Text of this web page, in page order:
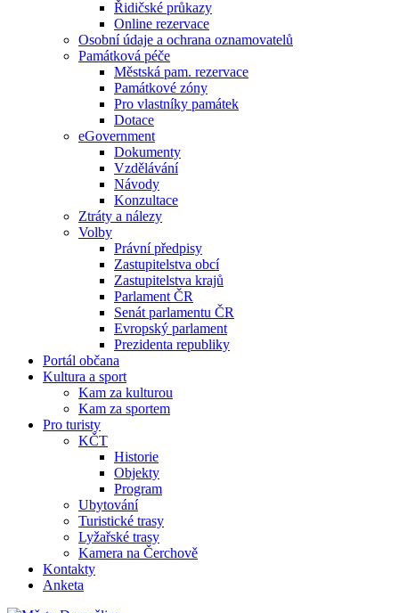
Řidičské průkazy
Online rezervace
Osobní údaje a ochrana oznamovatelů
Památková péče
Městská pam. rezervace
Památkové zóny
Pro vlastníky památek
Dotace
eGovernment
Dokumenty
Vzdělávání
Návody
Konzultace
Ztráty a nálezy
Volby
Právní předpisy
Zastupitelstva obcí
Zastupitelstva krajů
Parlament ČR
Senát parlamentu ČR
Evropský parlament
Prezidenta republiky
Portál občana
Kultura a sport
Kam za kulturou
Kam za sportem
Pro turisty
KČT
Historie
Objekty
Program
Ubytování
Turistické trasy
Lyžařské trasy
Kamera na Čerchově
Kontakty
Anketa